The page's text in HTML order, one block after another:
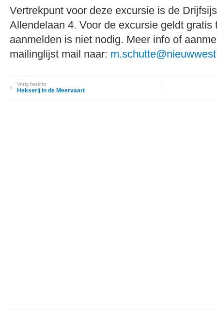
Vertrekpunt voor deze excursie is de
Allendelaan 4. Voor de excursie geldt gratis
aanmelden is niet nodig. Meer info of
mailinglijst mail naar:
Vorig bericht
Hekserij in de Meervaart